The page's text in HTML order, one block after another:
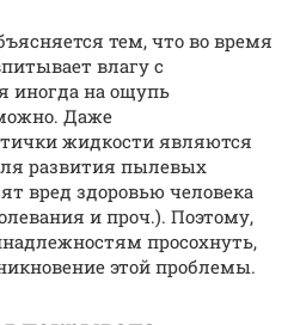
тем, что во время
влагу с
иногда на ощупь
Даже
жидкости являются
развития пылевых
вред здоровью человека
и проч.). Поэтому,
просохнуть,
этой проблемы.